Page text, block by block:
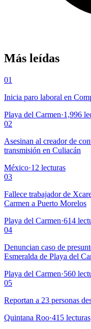
Más leídas
01
Inicia paro laboral en
Playa del Carmen·1,996
02
Asesinan al creador de
transmisión en Culiacán
México·12 lecturas
03
Fallece trabajador de
Carmen a Puerto Morelos
Playa del Carmen·614
04
Denuncian caso de
Esmeralda de Playa del
Playa del Carmen·560
05
Reportan a 23 personas
Quintana Roo·415 lecturas